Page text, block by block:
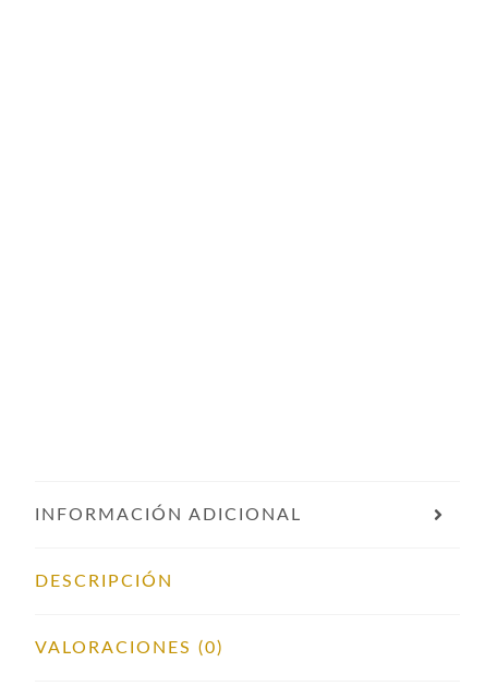
INFORMACIÓN ADICIONAL
DESCRIPCIÓN
VALORACIONES (0)